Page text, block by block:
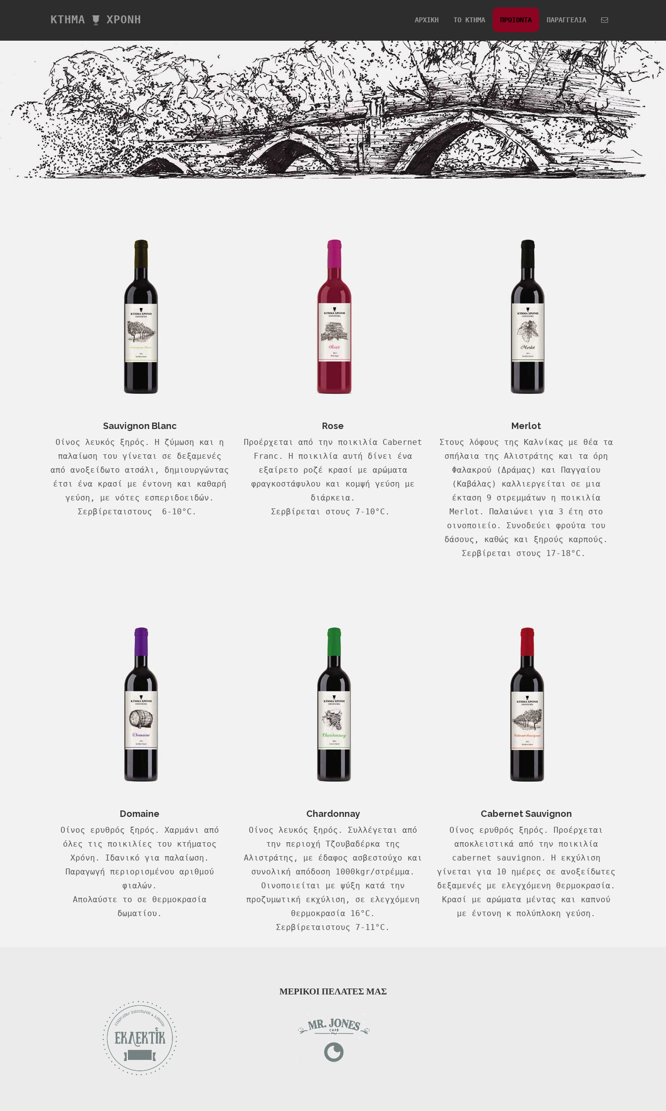
ΚΤΗΜΑ ΧΡΟΝΗ ΑΡΧΙΚΗ ΤΟ ΚΤΗΜΑ ΠΡΟΙΟΝΤΑ ΠΑΡΑΓΓΕΛΙΑ
Sauvignon Blanc
Οίνος λευκός ξηρός. Η ζύμωση και η
παλαίωση του γίνεται σε δεξαμενές
από ανοξείδωτο ατσάλι, δημιουργώντας
έτσι ένα κρασί με έντονη και καθαρή
γεύση, με νότες εσπεριδοειδών.
Σερβίρεταιστους 6-10°C.
Rose
Προέρχεται από την ποικιλία Cabernet
Franc. Η ποικιλία αυτή δίνει ένα
εξαίρετο ροζέ κρασί με αρώματα
φραγκοστάφυλου και κομψή γεύση με
διάρκεια.
Σερβίρεται στους 7-10°C.
Merlot
Στους λόφους της Καλνίκας με θέα τα
σπήλαια της Αλιστράτης και τα όρη
Φαλακρού (Δράμας) και Παγγαίου
(Καβάλας) καλλιεργείται σε μια
έκταση 9 στρεμμάτων η ποικιλία
Merlot. Παλαιώνει για 3 έτη στο
οινοποιείο. Συνοδεύει φρούτα του
δάσους, καθώς και ξηρούς καρπούς.
Σερβίρεται στους 17-18°C.
Domaine
Οίνος ερυθρός ξηρός. Χαρμάνι από
όλες τις ποικιλίες του κτήματος
Χρόνη. Ιδανικό για παλαίωση.
Παραγωγή περιορισμένου αριθμού
φιαλών.
Απολαύστε το σε θερμοκρασία
δωματίου.
Chardonnay
Οίνος λευκός ξηρός. Συλλέγεται από
την περιοχή Τζουβαδέρκα της
Αλιστράτης, με έδαφος ασβεστούχο και
συνολική απόδοση 1000kgr/στρέμμα.
Οινοποιείται με ψύξη κατά την
προζυμωτική εκχύλιση, σε ελεγχόμενη
θερμοκρασία 16°C.
Σερβίρεταιστους 7-11°C.
Cabernet Sauvignon
Οίνος ερυθρός ξηρός. Προέρχεται
αποκλειστικά από την ποικιλία
cabernet sauvignon. Η εκχύλιση
γίνεται για 10 ημέρες σε ανοξείδωτες
δεξαμενές με ελεγχόμενη θερμοκρασία.
Κρασί με αρώματα μέντας και καπνού
με έντονη κ πολύπλοκη γεύση.
ΜΕΡΙΚΟΙ ΠΕΛΑΤΕΣ ΜΑΣ